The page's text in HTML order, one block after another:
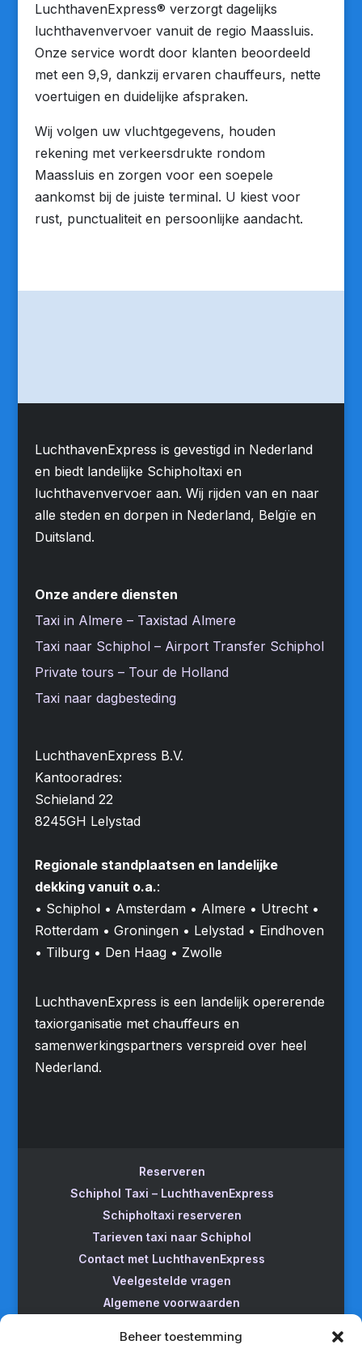
Beheer toestemming
LuchthavenExpress® verzorgt dagelijks
luchthavenvervoer vanuit de regio Maassluis.
Onze service wordt door klanten beoordeeld
met een 9,9, dankzij ervaren chauffeurs, nette
voertuigen en duidelijke afspraken.
Wij volgen uw vluchtgegevens, houden
rekening met verkeersdrukte rondom
Maassluis en zorgen voor een soepele
aankomst bij de juiste terminal. U kiest voor
rust, punctualiteit en persoonlijke aandacht.
LuchthavenExpress is gevestigd in Nederland
en biedt landelijke Schipholtaxi en
luchthavenvervoer aan. Wij rijden van en naar
alle steden en dorpen in Nederland, Belgïe en
Duitsland.
Onze andere diensten
Taxi in Almere – Taxistad Almere
Taxi naar Schiphol – Airport Transfer Schiphol
Private tours – Tour de Holland
Taxi naar dagbesteding
LuchthavenExpress B.V.
Kantooradres:
Schieland 22
8245GH Lelystad
Regionale standplaatsen en landelijke
dekking vanuit o.a.:
• Schiphol • Amsterdam • Almere • Utrecht •
Rotterdam • Groningen • Lelystad • Eindhoven
• Tilburg • Den Haag • Zwolle
LuchthavenExpress is een landelijk opererende
taxiorganisatie met chauffeurs en
samenwerkingspartners verspreid over heel
Nederland.
Reserveren
Schiphol Taxi – LuchthavenExpress
Schipholtaxi reserveren
Tarieven taxi naar Schiphol
Contact met LuchthavenExpress
Veelgestelde vragen
Algemene voorwaarden